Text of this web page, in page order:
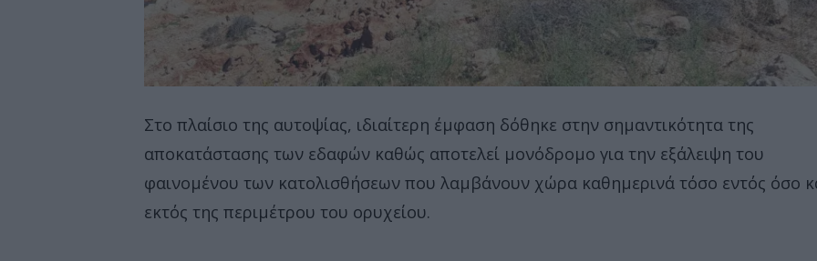
Στο πλαίσιο της αυτοψίας, ιδιαίτερη έμφαση δόθηκε στην σημαντικότητα της
αποκατάστασης των εδαφών καθώς αποτελεί μονόδρομο για την εξάλειψη του
φαινομένου των κατολισθήσεων που λαμβάνουν χώρα καθημερινά τόσο εντός όσο
εκτός της περιμέτρου του ορυχείου.